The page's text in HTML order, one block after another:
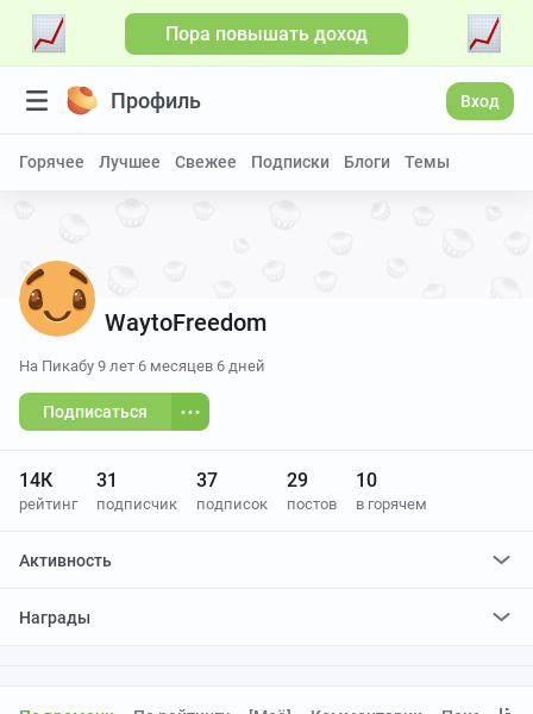
Пора повышать доход
Профиль Вход
Горячее Лучшее Свежее Подписки Блоги Темы
WaytoFreedom
На Пикабу 9 лет 6 месяцев 6 дней
Подписаться
14К
рейтинг
31
подписчик
37
подписок
29
постов
10
в горячем
Активность
отредактировал
Награды
Больше видео